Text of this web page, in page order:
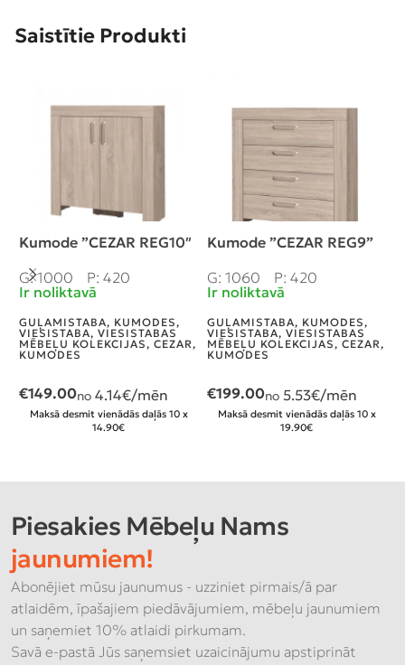
Saistītie Produkti
Kumode ”CEZAR REG10″
G: 1000
P: 420
Ir noliktavā
GUĻAMISTABA, KUMODES,
VIESISTABA, VIESISTABAS
MĒBEĻU KOLEKCIJAS, CEZAR,
KUMODES
€149.00no 4.14€/mēn
Maksā desmit vienādās daļās 10 x
14.90€
Kumode ”CEZAR REG9”
G: 1060
P: 420
Ir noliktavā
GUĻAMISTABA, KUMODES,
VIESISTABA, VIESISTABAS
MĒBEĻU KOLEKCIJAS, CEZAR,
KUMODES
€199.00no 5.53€/mēn
Maksā desmit vienādās daļās 10 x
19.90€
Piesakies Mēbeļu Nams
jaunumiem!
Abonējiet mūsu jaunumus - uzziniet pirmais/ā par
atlaidēm, īpašajiem piedāvājumiem, mēbeļu jaunumiem
un saņemiet 10% atlaidi pirkumam.
Savā e-pastā Jūs saņemsiet uzaicinājumu apstiprināt